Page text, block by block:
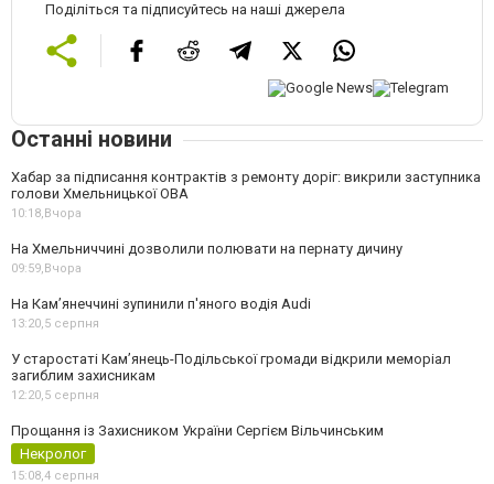
Поділіться та підписуйтесь на наші джерела
Останні новини
Хабар за підписання контрактів з ремонту доріг: викрили заступника
голови Хмельницької ОВА
10:18,Вчора
На Хмельниччині дозволили полювати на пернату дичину
09:59,Вчора
На Камʼянеччині зупинили п'яного водія Audi
13:20,5 серпня
У старостаті Кам’янець-Подільської громади відкрили меморіал
загиблим захисникам
12:20,5 серпня
Прощання із Захисником України Сергієм Вільчинським
Некролог
15:08,4 серпня